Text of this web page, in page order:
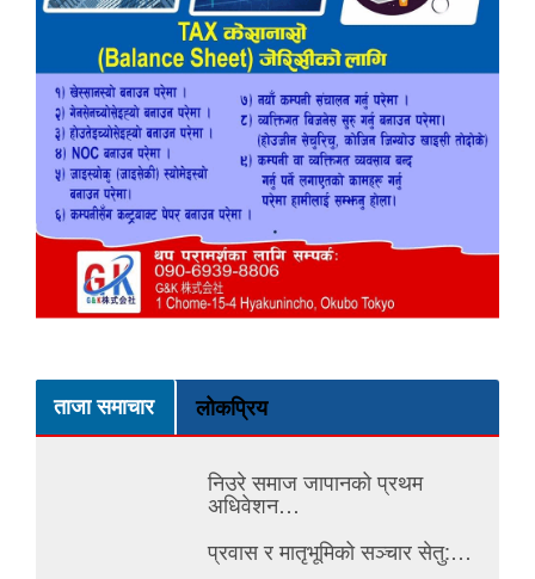
ताजा समाचार लोकप्रिय
निउरे समाज जापानको प्रथम
अधिवेशन…
प्रवास र मातृभूमिको सञ्चार सेतु:…